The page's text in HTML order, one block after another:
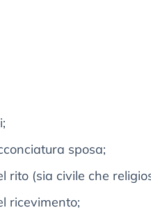
sposa;
rito (sia civile che
ricevimento;